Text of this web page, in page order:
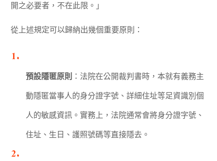
開之必要者，不在此限。」
從上述規定可以歸納出幾個重要原則：
預設隱匿原則 ：法院在公開裁判書時，本就有義務主
動隱匿當事人的身分證字號、詳細住址等足資識別個
人的敏感資訊。實務上，法院通常會將身分證字號、
住址、生日、護照號碼等直接隱去。